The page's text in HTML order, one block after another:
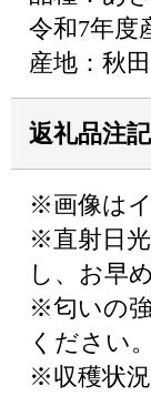
令和7年度
産地：秋
返礼品注記
※画像はイ
※直射日
し、お早
※匂いの
ください
※収穫状